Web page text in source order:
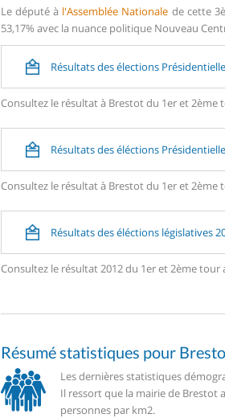
Le député à l'Assemblée Nationale de cette
53,17% avec la nuance politique Nouveau
Résultats des élections
Consultez le résultat à Brestot du 1er et 2ème
Résultats des éléctions
Consultez le résultat à Brestot du 1er et 2ème
Résultats des éléctions législatives
Consultez le résultat 2012 du 1er et 2ème
Résumé statistiques pour
Les dernières statistiques
Il ressort que la mairie de Brestot
personnes par km2.